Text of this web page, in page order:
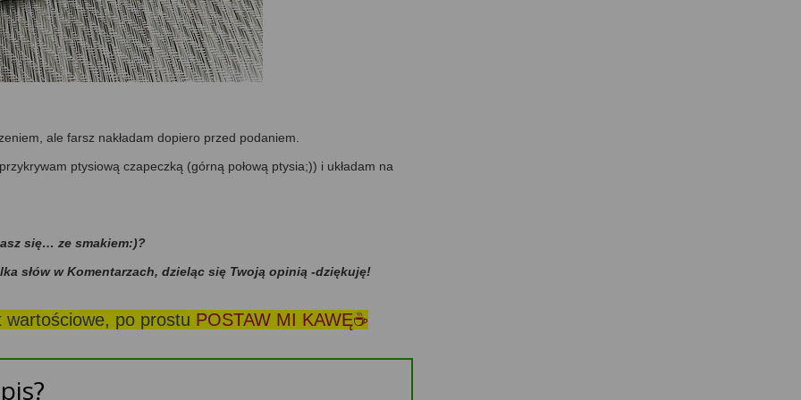
ale farsz nakładam dopiero przed podaniem.
ptysiową czapeczką (górną połową ptysia;)) i układam na
się… ze smakiem:)?
słów w Komentarzach, dzieląc się Twoją opinią -dziękuję!
po prostu POSTAW MI KAWĘ☕